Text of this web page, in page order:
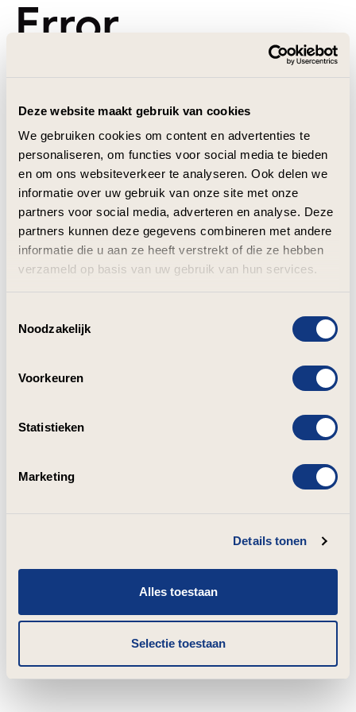
Deze website maakt gebruik van cookies
We gebruiken cookies om content en advertenties te
personaliseren, om functies voor social media te bieden
en om ons websiteverkeer te analyseren. Ook delen we
informatie over uw gebruik van onze site met onze
partners voor social media, adverteren en analyse. Deze
partners kunnen deze gegevens combineren met andere
informatie die u aan ze heeft verstrekt of die ze hebben
verzameld op basis van uw gebruik van hun services.
Noodzakelijk
Voorkeuren
Statistieken
Marketing
Details tonen
Alles toestaan
Selectie toestaan
Error